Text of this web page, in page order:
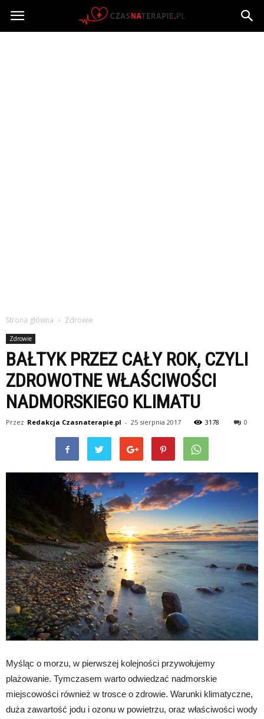
Czasnaterapie.pl
Strona główna Zdrowie
Zdrowie
BAŁTYK PRZEZ CAŁY ROK, CZYLI
ZDROWOTNE WŁAŚCIWOŚCI
NADMORSKIEGO KLIMATU
Przez Redakcja Czasnaterapie.pl - 25 sierpnia 2017 3178 0
Myśląc o morzu, w pierwszej kolejności przywołujemy
plażowanie. Tymczasem warto odwiedzać nadmorskie
miejscowości również w trosce o zdrowie. Warunki klimatyczne,
duża zawartość jodu i ozonu w powietrzu, oraz właściwości wody